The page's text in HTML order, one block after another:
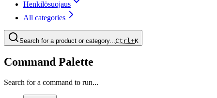
Henkilösuojaus
All categories
Search for a product or category...Ctrl+K
Command Palette
Search for a command to run...